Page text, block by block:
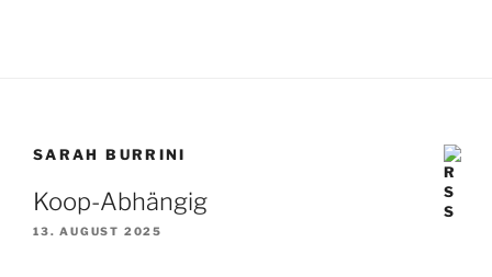
SARAH BURRINI
Koop-Abhängig
13. AUGUST 2025